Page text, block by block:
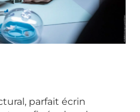
parfait écrin